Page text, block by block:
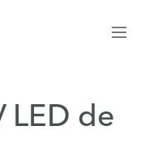
LED de